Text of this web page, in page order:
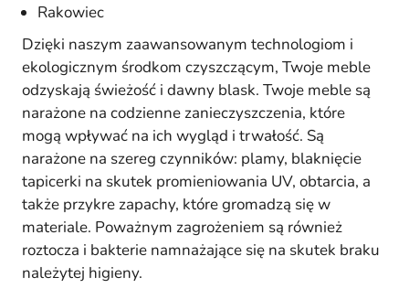
Rakowiec
Dzięki naszym zaawansowanym technologiom i
ekologicznym środkom czyszczącym, Twoje meble
odzyskają świeżość i dawny blask. Twoje meble są
narażone na codzienne zanieczyszczenia, które
mogą wpływać na ich wygląd i trwałość. Są
narażone na szereg czynników: plamy, blaknięcie
tapicerki na skutek promieniowania UV, obtarcia, a
także przykre zapachy, które gromadzą się w
materiale. Poważnym zagrożeniem są również
roztocza i bakterie namnażające się na skutek braku
należytej higieny.